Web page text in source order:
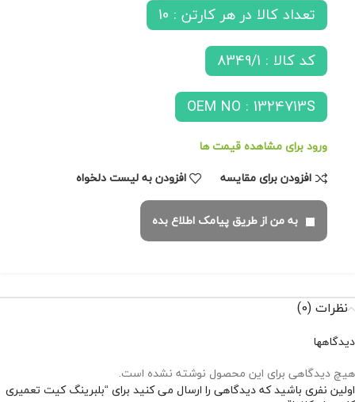
تعداد کالا در هر کارتن : 10
کد کالا : 8349/1
OEM NO : 1324713S
ورود برای مشاهده قیمت ها
افزودن برای مقایسه
افزودن به لیست دلخواه
به من از طریق پیامک اطلاع بده
نظرات (0)
دیدگاهها
هیچ دیدگاهی برای این محصول نوشته نشده است.
اولین نفری باشید که دیدگاهی را ارسال می کنید برای “بلبرینگ کیت تعمیری